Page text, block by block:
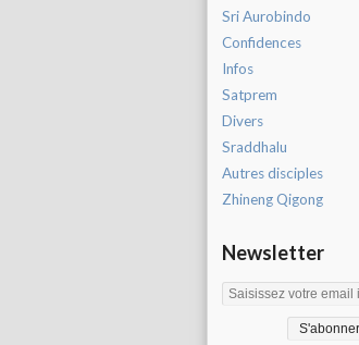
Sri Aurobindo
Confidences
Infos
Satprem
Divers
Sraddhalu
Autres disciples
Zhineng Qigong
Newsletter